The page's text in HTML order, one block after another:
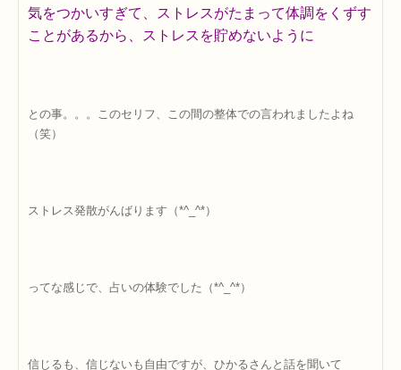
気をつかいすぎて、ストレスがたまって体調をくずす
ことがあるから、ストレスを貯めないように
との事。。。このセリフ、この間の整体での言われましたよね
（笑）
ストレス発散がんばります（*^_^*）
ってな感じで、占いの体験でした（*^_^*）
信じるも、信じないも自由ですが、ひかるさんと話を聞いて